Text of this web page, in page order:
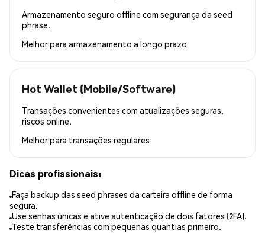
Armazenamento seguro offline com segurança da seed
phrase.
Melhor para armazenamento a longo prazo
Hot Wallet (Mobile/Software)
Transações convenientes com atualizações seguras,
riscos online.
Melhor para transações regulares
Dicas profissionais:
Faça backup das seed phrases da carteira offline de forma
segura.
Use senhas únicas e ative autenticação de dois fatores (2FA).
Teste transferências com pequenas quantias primeiro.